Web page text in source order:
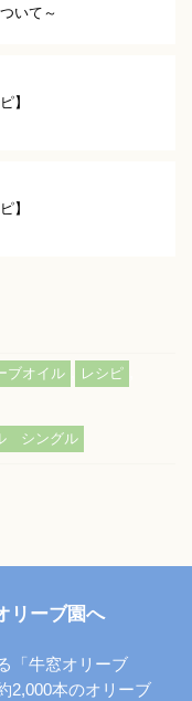
いて～
】
】
ブオイル レシピ
シングル
リーブ園へ
「牛窓オリーブ
2,000本のオリーブ